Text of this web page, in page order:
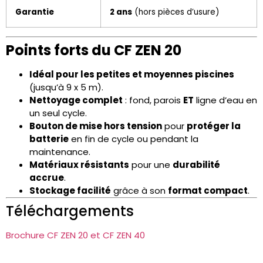
Garantie 2 ans (hors pièces d’usure)
Points forts du CF ZEN 20
Idéal pour les petites et moyennes piscines
(jusqu’à 9 x 5 m).
Nettoyage complet : fond, parois ET ligne d’eau en
un seul cycle.
Bouton de mise hors tensionpour protéger la
batterieen fin de cycle ou pendant la
maintenance.
Matériaux résistants pour une durabilité
accrue.
Stockage facilité grâce à son format compact.
Téléchargements
Brochure CF ZEN 20 et CF ZEN 40